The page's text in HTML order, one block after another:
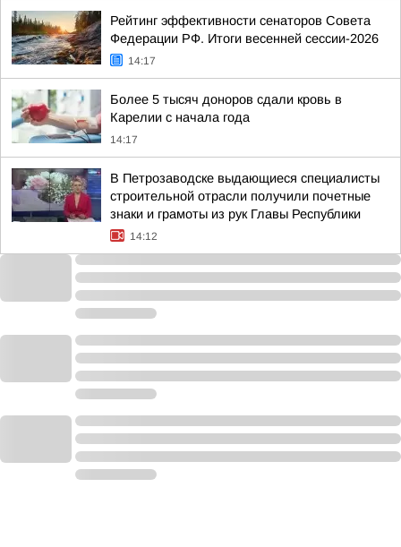
Рейтинг эффективности сенаторов Совета
Федерации РФ. Итоги весенней сессии-2026
14:17
Более 5 тысяч доноров сдали кровь в
Карелии с начала года
14:17
В Петрозаводске выдающиеся специалисты
строительной отрасли получили почетные
знаки и грамоты из рук Главы Республики
14:12